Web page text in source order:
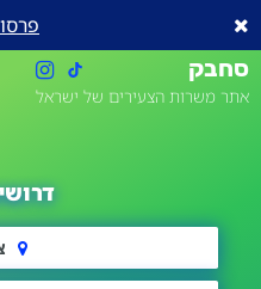
סחבק
אתר משרות הצעירים של ישראל